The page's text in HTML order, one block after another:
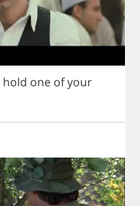
hold one ofyour